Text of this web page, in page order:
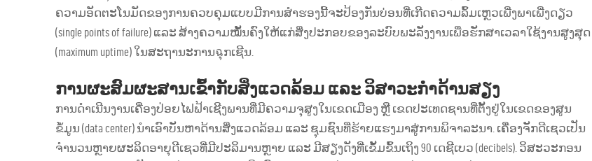
ຄວາມອັດຕະໂນມັດຂອງການຄວບຄຸມແບບມີການສຳຮອງນີ້ຈະປ້ອງກັນບ່ອນທີ່ເກີດຄວາມລົ້ມເຫຼວເພີ່ງພາເພີ່ງດຽວ
(single points of failure) ແລະ ສ້າງຄວາມໝັ້ນຄົງໃຫ້ແກ່ສິ່ງປະກອບຂອງລະບົບພະລັງງານເພື່ອຮັກສາເວລາໃຊ້ງານສູງສຸດ
(maximum uptime) ໃນສະຖານະການฉຸກເຊີນ.
ການຜະສົມຜະສານເຂົ້າກັບສິ່ງແວດລ້ອມ ແລະ ວິສາວະກຳດ້ານສຽງ
ການດຳເນີນງານເຄື່ອງປ່ອຍໄຟຟ້າເຊີງພານທີ່ມີຄວາມຈຸສູງໃນເຂດເມືອງ ຫຼື ເຂດປະເທດຊານທີ່ຕັ້ງຢູ່ໃນເຂດຂອງສູນ
ຂໍ້ມູນ (data center) ນຳເອົາບັນຫາດ້ານສິ່ງແວດລ້ອມ ແລະ ຊຸມຊົນທີ່ຮ້າຍແຮງມາສູ່ການພິຈາລະນາ. ເຄື່ອງຈັກດີເຊວເປັນ
ຈຳນວນຫຼາຍຜະລິດອາຍຸດີເຊວທີ່ມີປະລິມານຫຼາຍ ແລະ ມີສຽງດັງທີ່ເຂັ້ມຂົ້ນເຖິງ 90 ເດຊີເບວ (decibels). ວິສະວະກອນ